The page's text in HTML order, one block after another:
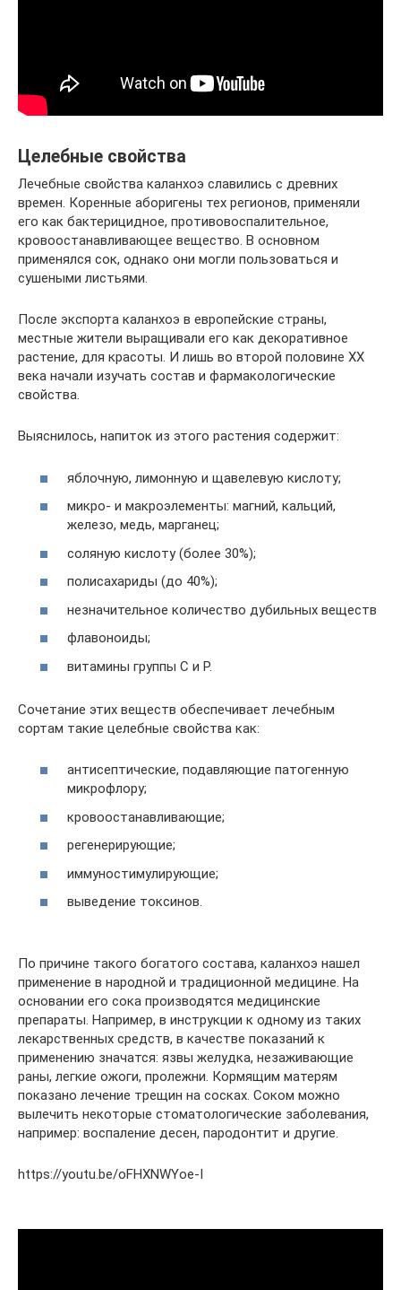
Целебные свойства
Лечебные свойства каланхоэ славились с древних
времен. Коренные аборигены тех регионов, применяли
его как бактерицидное, противовоспалительное,
кровоостанавливающее вещество. В основном
применялся сок, однако они могли пользоваться и
сушеными листьями.
После экспорта каланхоэ в европейские страны,
местные жители выращивали его как декоративное
растение, для красоты. И лишь во второй половине ХХ
века начали изучать состав и фармакологические
свойства.
Выяснилось, напиток из этого растения содержит:
яблочную, лимонную и щавелевую кислоту;
микро- и макроэлементы: магний, кальций,
железо, медь, марганец;
соляную кислоту (более 30%);
полисахариды (до 40%);
незначительное количество дубильных веществ
флавоноиды;
витамины группы С и Р.
Сочетание этих веществ обеспечивает лечебным
сортам такие целебные свойства как:
антисептические, подавляющие патогенную
микрофлору;
кровоостанавливающие;
регенерирующие;
иммуностимулирующие;
выведение токсинов.
По причине такого богатого состава, каланхоэ нашел
применение в народной и традиционной медицине. На
основании его сока производятся медицинские
препараты. Например, в инструкции к одному из таких
лекарственных средств, в качестве показаний к
применению значатся: язвы желудка, незаживающие
раны, легкие ожоги, пролежни. Кормящим матерям
показано лечение трещин на сосках. Соком можно
вылечить некоторые стоматологические заболевания,
например: воспаление десен, пародонтит и другие.
https://youtu.be/oFHXNWYoe-I